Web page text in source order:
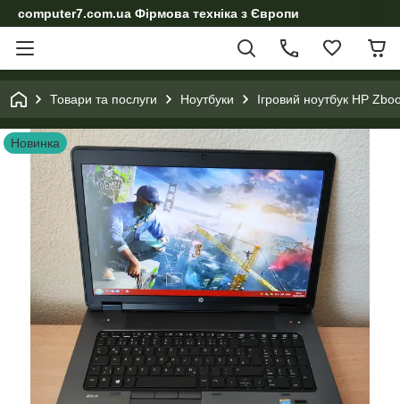
computer7.com.ua Фірмова техніка з Європи
Товари та послуги Ноутбуки Ігровий ноутбук HP
Новинка